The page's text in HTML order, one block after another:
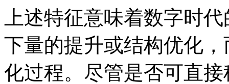
上述特征意味着数字时
下量的提升或结构优化
化过程。尽管是否可直